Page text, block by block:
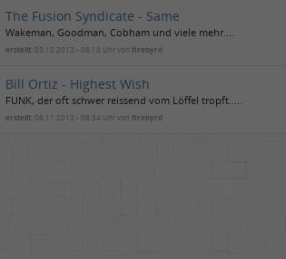
The Fusion Syndicate - Same
Wakeman, Goodman, Cobham und viele mehr....
erstellt: 03.12.2012 - 08:10 Uhr vonfirebyrd
Bill Ortiz - Highest Wish
FUNK, der oft schwer reissend vom Löffel tropft.....
erstellt: 06.11.2012 - 08:34 Uhr vonfirebyrd